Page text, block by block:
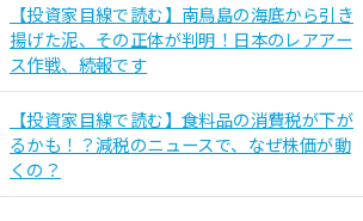
【投資家目線で読む】南鳥島の海底から引き
揚げた泥、その正体が判明！日本のレアアー
ス作戦、続報です
【投資家目線で読む】食料品の消費税が下が
るかも！？減税のニュースで、なぜ株価が動
くの？